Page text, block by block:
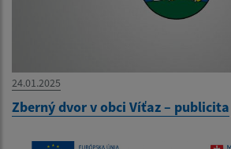
24.01.2025
Zberný dvor v obci Víťaz – publicita